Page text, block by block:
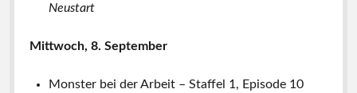
Neustart
Mittwoch, 8. September
Monster bei der Arbeit – Staffel 1, Episode 10